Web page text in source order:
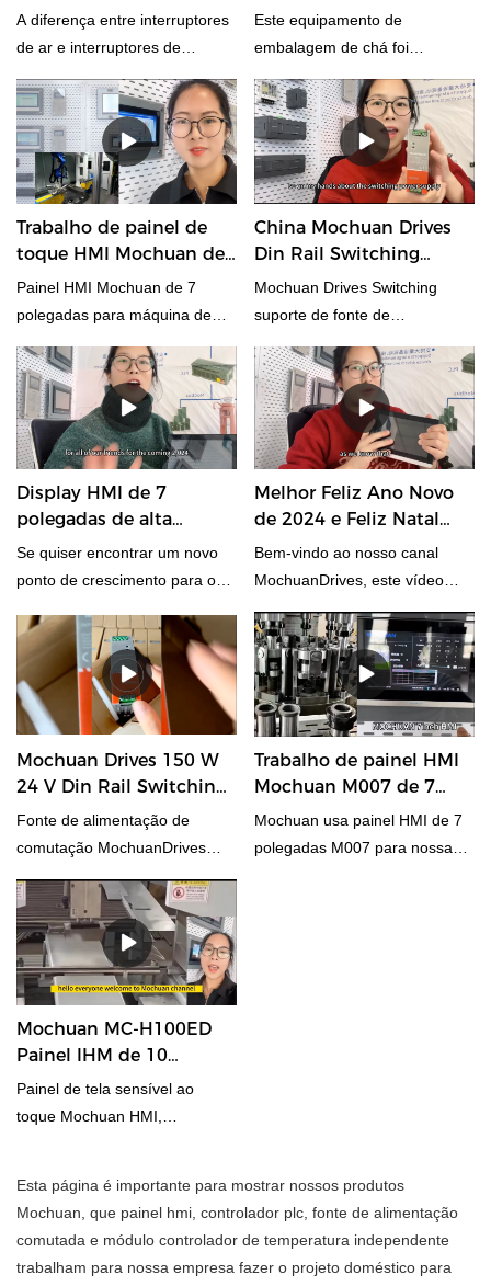
Esta página é importante para mostrar nossos produtos
Mochuan, que painel hmi, controlador plc, fonte de alimentação
comutada e módulo controlador de temperatura independente
trabalham para nossa empresa fazer o projeto doméstico para
desconexão no controle
industrial de
A diferença entre interruptores
de ar e interruptores de
diferente, recursos diferentes e
funções funcionais diferentes.
plc para equipamentos
de embalagem de chá
Este equipamento de
embalagem de chá foi
hmi, plc por meio de nosso
engenheiro Mochuan para
atender nosso fabricante de
equipamentos domésticos por
Trabalho de painel de
toque HMI Mochuan de
7 polegadas para
máquina de corte a laser
Painel HMI Mochuan de 7
polegadas para máquina de
China Mochuan Drives
Din Rail Switching
Fabricantes de fontes de
alimentação
Mochuan Drives Switching
suporte de fonte de
está ok. Para desfrutar de 36
meses de garantia.
Display HMI de 7
polegadas de alta
qualidade M007 Venda
quente HMI preço de
Se quiser encontrar um novo
ponto de crescimento para o
maquinário de Painel HMI,
recomendamos aqui considerar
nossos Mochuan Drives HMI
M007 de 7 polegadas.
Melhor Feliz Ano Novo
de 2024 e Feliz Natal
Preço de Fábrica -
MOCHUAN
Bem-vindo ao nosso canal
MochuanDrives, este vídeo
DRIVES 7 polegadas M007, o
que há de especial nele? A
princípio, este M007 de 7
polegadas é um painel hmi
nosso apple mobile, com cpu
memória, se você quiser
buscar um novo ponto para
Mochuan Drives 150 W
24 V Din Rail Switching
Power Supply
Fonte de alimentação de
comutação MochuanDrives
Din-rail 150W24V.
Trabalho de painel HMI
Mochuan M007 de 7
polegadas para
dobradiça e máquina de
Mochuan usa painel HMI de 7
polegadas M007 para nossa
Mochuan MC-H100ED
Painel IHM de 10
polegadas para
equipamento de
Painel de tela sensível ao
toque Mochuan HMI,
hidráulica, que exigem
velocidade e posicionamento
do sistema para nossos